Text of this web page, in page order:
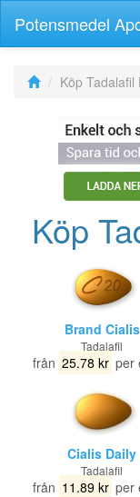
Potensmedel
Köp Tadalafil
Köp
Brand Cialis
Tadalafil
från 25.78 kr per
Cialis Daily
Tadalafil
från 11.89 kr per